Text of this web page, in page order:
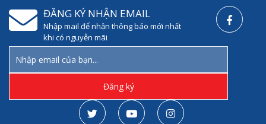
ĐĂNG KÝ NHẬN EMAIL
Nhập mail để nhận thông báo mới nhất
khi có nguyễn mãi